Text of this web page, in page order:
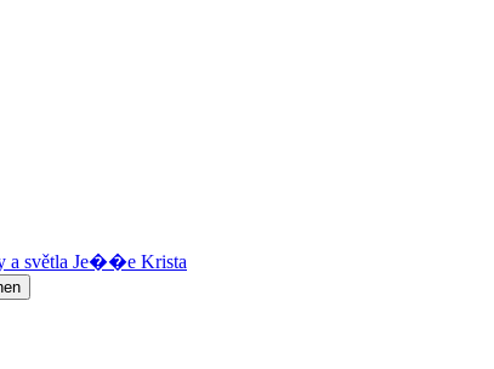
světla Je��e Krista